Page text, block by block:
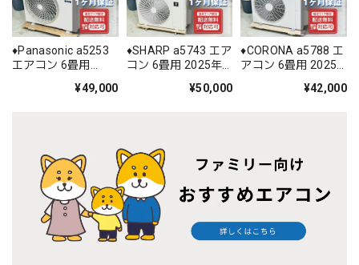
♦️Panasonic a5253
エアコン 6畳用
¥49,000
♦️SHARP a5743 エア
コン 6畳用 2025年
¥50,000
♦️CORONA a5788 エ
アコン 6畳用 2025
¥42,000